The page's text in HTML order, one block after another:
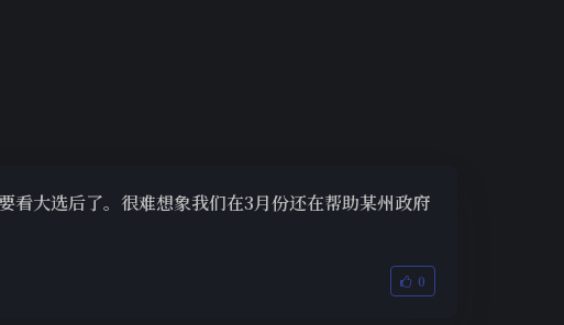
看大选后了。很难想象我们在3月份还在帮助某州政府
0